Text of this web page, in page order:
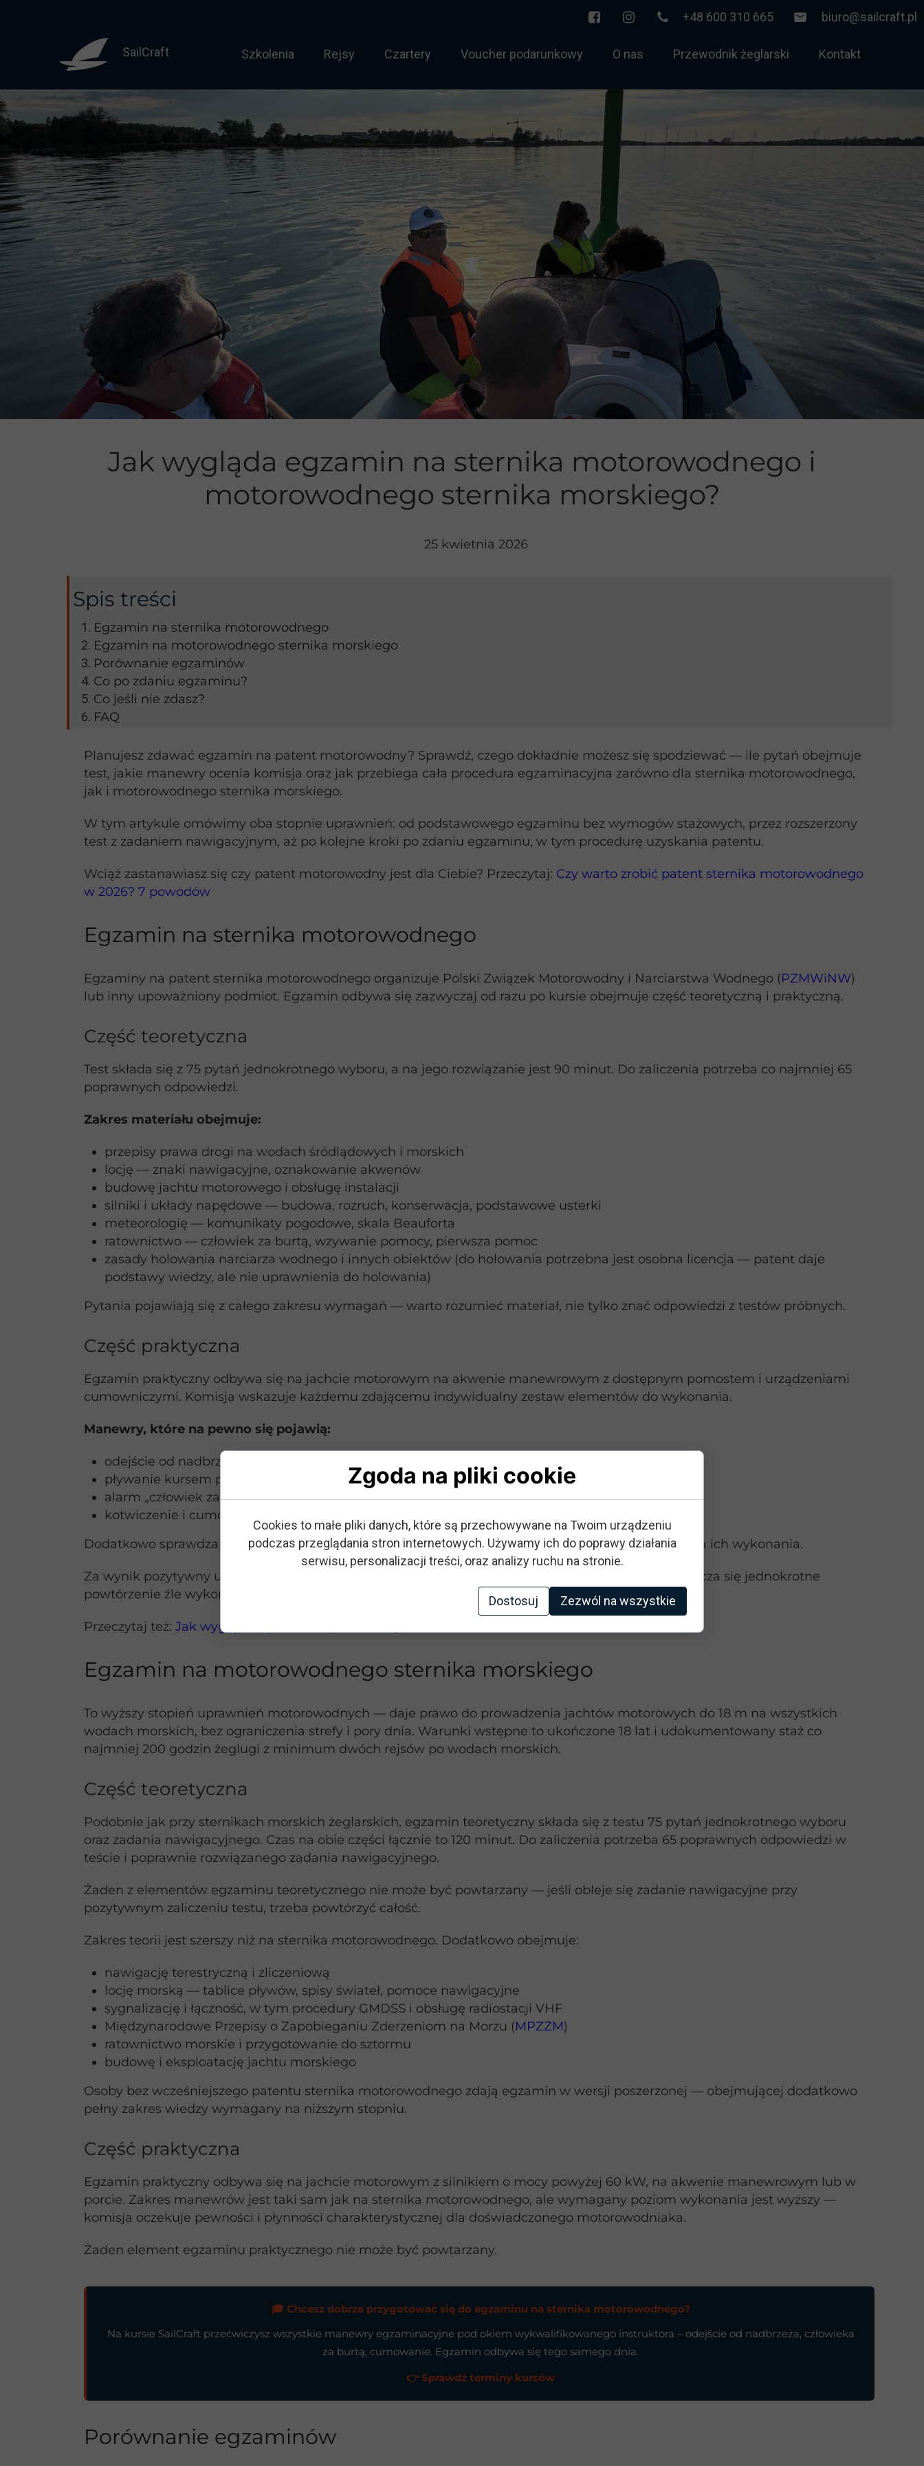
biuro@sailcraft.pl
+48 600 310 665
SailCraft Szkolenia
Sternik motorowodny
Motorowodny sternik morski
Licencja do holowania
Żeglarz jachtowy tygodniowy
Żeglarz jachtowy weekendowy
Jachtowy sternik morski
Manewrowanie jachtem
Rejsy
Norwegia 2026
Bałtyk
Rejs jednodniowy
Zachód Słońca
Twój rejs
Czartery Voucher podarunkowy O nas Przewodnik żeglarski Kontakt
Planujesz zdawać egzamin na patent motorowodny? Sprawdź, czego dokładnie możesz się spodziewać — ile pytań obejmuje
test, jakie manewry ocenia komisja oraz jak przebiega cała procedura egzaminacyjna zarówno dla sternika motorowodnego,
jak i motorowodnego sternika morskiego.
W tym artykule omówimy oba stopnie uprawnień: od podstawowego egzaminu bez wymogów stażowych, przez rozszerzony
test z zadaniem nawigacyjnym, aż po kolejne kroki po zdaniu egzaminu, w tym procedurę uzyskania patentu.
Wciąż zastanawiasz się czy patent motorowodny jest dla Ciebie? Przeczytaj: Czy warto zrobić patent sternika motorowodnego
w 2026? 7 powodów
Egzamin na sternika motorowodnego
Egzaminy na patent sternika motorowodnego organizuje Polski Związek Motorowodny i Narciarstwa Wodnego (PZMWiNW)
lub inny upoważniony podmiot. Egzamin odbywa się zazwyczaj od razu po kursie obejmuje część teoretyczną i praktyczną.
Część teoretyczna
Test składa się z 75 pytań jednokrotnego wyboru, a na jego rozwiązanie jest 90 minut. Do zaliczenia potrzeba co najmniej 65
poprawnych odpowiedzi.
Zakres materiału obejmuje:
przepisy prawa drogi na wodach śródlądowych i morskich
locję — znaki nawigacyjne, oznakowanie akwenów
budowę jachtu motorowego i obsługę instalacji
silniki i układy napędowe — budowa, rozruch, konserwacja, podstawowe usterki
meteorologię — komunikaty pogodowe, skala Beauforta
ratownictwo — człowiek za burtą, wzywanie pomocy, pierwsza pomoc
zasady holowania narciarza wodnego i innych obiektów (do holowania potrzebna jest osobna licencja — patent daje
podstawy wiedzy, ale nie uprawnienia do holowania)
Pytania pojawiają się z całego zakresu wymagań — warto rozumieć materiał, nie tylko znać odpowiedzi z testów próbnych.
Część praktyczna
Egzamin praktyczny odbywa się na jachcie motorowym na akwenie manewrowym z dostępnym pomostem i urządzeniami
cumowniczymi. Komisja wskazuje każdemu zdającemu indywidualny zestaw elementów do wykonania.
Manewry, które na pewno się pojawią:
odejście od nadbrzeża i dojście do nadbrzeża
pływanie kursem prostym i cyrkulacja
alarm „człowiek za burtą"
kotwiczenie i cumowanie w różnych warunkach
Dodatkowo sprawdzane jest kierowanie załogą — umiejętność wydawania komend i egzekwowania ich wykonania.
Za wynik pozytywny uznaje się prawidłowe wykonanie wszystkich wskazanych elementów. Dopuszcza się jednokrotne
powtórzenie źle wykonanego manewru.
Przeczytaj też: Jak wygląda egzamin na patent żeglarski
Egzamin na motorowodnego sternika morskiego
To wyższy stopień uprawnień motorowodnych — daje prawo do prowadzenia jachtów motorowych do 18 m na wszystkich
wodach morskich, bez ograniczenia strefy i pory dnia. Warunki wstępne to ukończone 18 lat i udokumentowany staż co
najmniej 200 godzin żeglugi z minimum dwóch rejsów po wodach morskich.
Część teoretyczna
Podobnie jak przy sternikach morskich żeglarskich, egzamin teoretyczny składa się z testu 75 pytań jednokrotnego wyboru
oraz zadania nawigacyjnego. Czas na obie części łącznie to 120 minut. Do zaliczenia potrzeba 65 poprawnych odpowiedzi w
teście i poprawnie rozwiązanego zadania nawigacyjnego.
Żaden z elementów egzaminu teoretycznego nie może być powtarzany — jeśli obleje się zadanie nawigacyjne przy
pozytywnym zaliczeniu testu, trzeba powtórzyć całość.
Zakres teorii jest szerszy niż na sternika motorowodnego. Dodatkowo obejmuje:
nawigację terestryczną i zliczeniową
locję morską — tablice pływów, spisy świateł, pomoce nawigacyjne
sygnalizację i łączność, w tym procedury GMDSS i obsługę radiostacji VHF
Międzynarodowe Przepisy o Zapobieganiu Zderzeniom na Morzu (MPZZM)
ratownictwo morskie i przygotowanie do sztormu
budowę i eksploatację jachtu morskiego
Osoby bez wcześniejszego patentu sternika motorowodnego zdają egzamin w wersji poszerzonej — obejmującej dodatkowo
pełny zakres wiedzy wymagany na niższym stopniu.
Część praktyczna
Egzamin praktyczny odbywa się na jachcie motorowym z silnikiem o mocy powyżej 60 kW, na akwenie manewrowym lub w
porcie. Zakres manewrów jest taki sam jak na sternika motorowodnego, ale wymagany poziom wykonania jest wyższy —
komisja oczekuje pewności i płynności charakterystycznej dla doświadczonego motorowodniaka.
Żaden element egzaminu praktycznego nie może być powtarzany.
🎓 Chcesz dobrze przygotować się do egzaminu na sternika motorowodnego?
Na kursie SailCraft przećwiczysz wszystkie manewry egzaminacyjne pod okiem wykwalifikowanego instruktora – odejście od nadbrzeża, człowieka
za burtą, cumowanie. Egzamin odbywa się tego samego dnia.
👉 Sprawdź terminy kursów
Porównanie egzaminów
25 kwietnia 2026
Spis treści
Egzamin na sternika motorowodnego
Egzamin na motorowodnego sternika morskiego
Porównanie egzaminów
Co po zdaniu egzaminu?
Co jeśli nie zdasz?
FAQ
Jak wygląda egzamin na sternika motorowodnego i
motorowodnego sternika morskiego?
Zgoda na pliki cookie
Cookies to małe pliki danych, które są przechowywane na Twoim urządzeniu
podczas przeglądania stron internetowych. Używamy ich do poprawy działania
serwisu, personalizacji treści, oraz analizy ruchu na stronie.
Dostosuj Zezwól na wszystkie